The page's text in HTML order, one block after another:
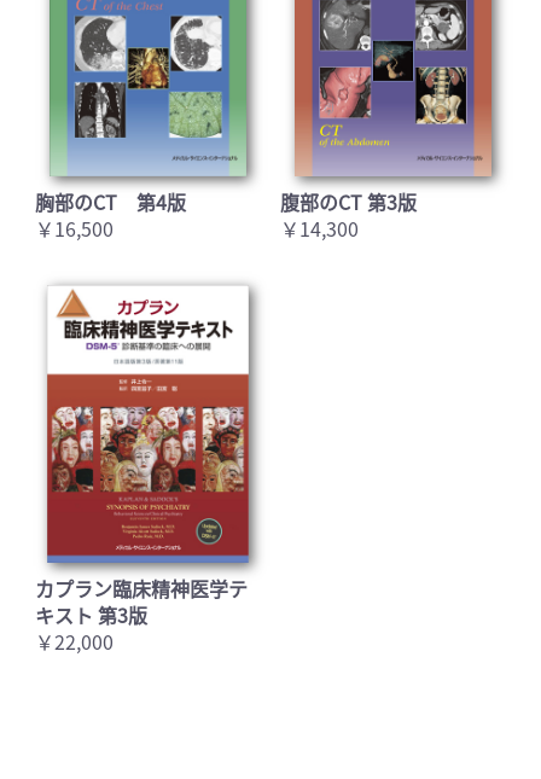
胸部のCT 第4版
￥16,500
腹部のCT 第3版
￥14,300
カプラン臨床精神医学テ
キスト 第3版
￥22,000